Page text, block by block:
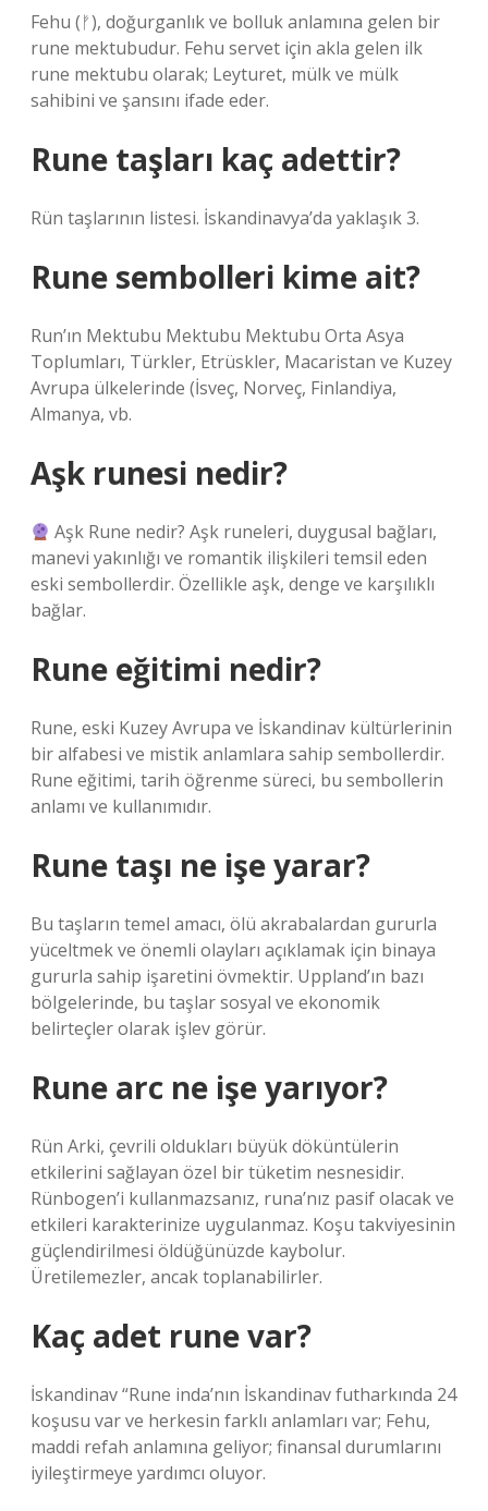
Fehu (ᚠ), doğurganlık ve bolluk anlamına gelen bir
rune mektubudur. Fehu servet için akla gelen ilk
rune mektubu olarak; Leyturet, mülk ve mülk
sahibini ve şansını ifade eder.
Rune taşları kaç adettir?
Rün taşlarının listesi. İskandinavya’da yaklaşık 3.
Rune sembolleri kime ait?
Run’ın Mektubu Mektubu Mektubu Orta Asya
Toplumları, Türkler, Etrüskler, Macaristan ve Kuzey
Avrupa ülkelerinde (İsveç, Norveç, Finlandiya,
Almanya, vb.
Aşk runesi nedir?
Aşk Rune nedir? Aşk runeleri, duygusal bağları,
manevi yakınlığı ve romantik ilişkileri temsil eden
eski sembollerdir. Özellikle aşk, denge ve karşılıklı
bağlar.
Rune eğitimi nedir?
Rune, eski Kuzey Avrupa ve İskandinav kültürlerinin
bir alfabesi ve mistik anlamlara sahip sembollerdir.
Rune eğitimi, tarih öğrenme süreci, bu sembollerin
anlamı ve kullanımıdır.
Rune taşı ne işe yarar?
Bu taşların temel amacı, ölü akrabalardan gururla
yüceltmek ve önemli olayları açıklamak için binaya
gururla sahip işaretini övmektir. Uppland’ın bazı
bölgelerinde, bu taşlar sosyal ve ekonomik
belirteçler olarak işlev görür.
Rune arc ne işe yarıyor?
Rün Arki, çevrili oldukları büyük döküntülerin
etkilerini sağlayan özel bir tüketim nesnesidir.
Rünbogen’i kullanmazsanız, runa’nız pasif olacak ve
etkileri karakterinize uygulanmaz. Koşu takviyesinin
güçlendirilmesi öldüğünüzde kaybolur.
Üretilemezler, ancak toplanabilirler.
Kaç adet rune var?
İskandinav “Rune inda’nın İskandinav futharkında 24
koşusu var ve herkesin farklı anlamları var; Fehu,
maddi refah anlamına geliyor; finansal durumlarını
iyileştirmeye yardımcı oluyor.